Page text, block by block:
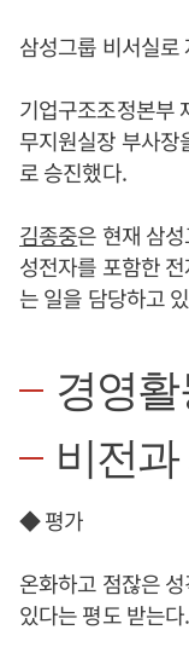
삼성그룹 비서실로
기업구조조정본부
무지원실장 부사장
로 승진했다.
김종중은 현재 삼
성전자를 포함한
는 일을 담당하고
경영
비전
◆ 평가
온화하고 점잖은
있다는 평도 받는다.